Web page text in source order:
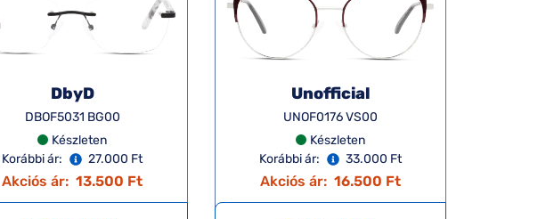
DbyD
DBOF5031 BG00
Készleten
Korábbi ár:
27.000 Ft
Akciós ár: 13.500 Ft
Unofficial
UNOF0176 VS00
Készleten
Korábbi ár:
33.000 Ft
Akciós ár: 16.500 Ft